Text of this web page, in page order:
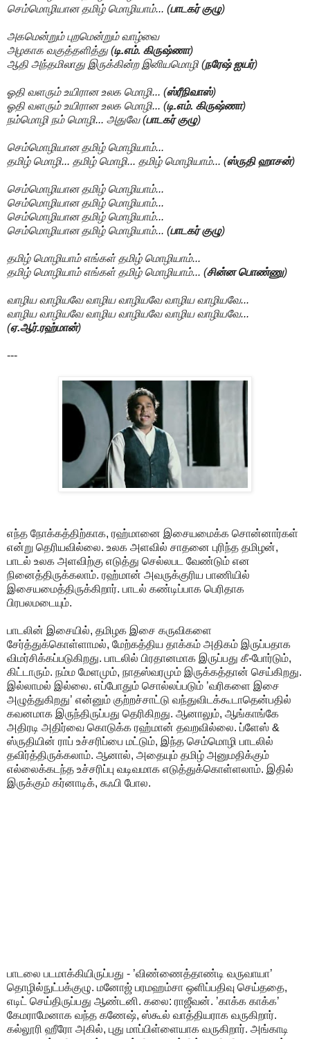
செம்மொழியான தமிழ் மொழியாம்... (பாடகர் குழு)
அகமென்றும் புறமென்றும் வாழ்வை
அழகாக வகுத்தளித்து (டி.எம். கிருஷ்ணா)
ஆதி அந்தமிலாது இருக்கின்ற இனியமொழி (நரேஷ் ஐயர்)
ஓதி வளரும் உயிரான உலக மொழி... (ஸ்ரீநிவாஸ்)
ஓதி வளரும் உயிரான உலக மொழி... (டி.எம். கிருஷ்ணா)
நம்மொழி நம் மொழி... அதுவே (பாடகர் குழு)
செம்மொழியான தமிழ் மொழியாம்...
தமிழ் மொழி... தமிழ் மொழி... தமிழ் மொழியாம்... (ஸ்ருதி ஹாசன்)
செம்மொழியான தமிழ் மொழியாம்...
செம்மொழியான தமிழ் மொழியாம்...
செம்மொழியான தமிழ் மொழியாம்...
செம்மொழியான தமிழ் மொழியாம்... (பாடகர் குழு)
தமிழ் மொழியாம் எங்கள் தமிழ் மொழியாம்...
தமிழ் மொழியாம் எங்கள் தமிழ் மொழியாம்... (சின்ன பொண்ணு)
வாழிய வாழியவே வாழிய வாழியவே வாழிய வாழியவே...
வாழிய வாழியவே வாழிய வாழியவே வாழிய வாழியவே...
(ஏ.ஆர்.ரஹ்மான்)
---
எந்த நோக்கத்திற்காக, ரஹ்மானை இசையமைக்க சொன்னார்கள்
என்று தெரியவில்லை. உலக அளவில் சாதனை புரிந்த தமிழன்,
பாடல் உலக அளவிற்கு எடுத்து செல்லபட வேண்டும் என
நினைத்திருக்கலாம். ரஹ்மான் அவருக்குரிய பாணியில்
இசையமைத்திருக்கிறார். பாடல் கண்டிப்பாக பெரிதாக
பிரபலமடையும்.
பாடலின் இசையில், தமிழக இசை கருவிகளை
சேர்த்துக்கொள்ளாமல், மேற்கத்திய தாக்கம் அதிகம் இருப்பதாக
விமர்சிக்கப்படுகிறது. பாடலில் பிரதானமாக இருப்பது கீ-போர்டும்,
கிட்டாரும். நம்ம மேளமும், நாதஸ்வரமும் இருக்கத்தான் செய்கிறது.
இல்லாமல் இல்லை. எப்போதும் சொல்லப்படும் ’வரிகளை இசை
அழுத்துகிறது’ என்னும் குற்றச்சாட்டு வந்துவிடக்கூடாதென்பதில்
கவனமாக இருந்திருப்பது தெரிகிறது. ஆனாலும், ஆங்காங்கே
அதிரடி அதிர்வை கொடுக்க ரஹ்மான் தவறவில்லை. ப்ளேஸ் &
ஸ்ருதியின் ராப் உச்சரிப்பை மட்டும், இந்த செம்மொழி பாடலில்
தவிர்த்திருக்கலாம். ஆனால், அதையும் தமிழ் அனுமதிக்கும்
எல்லைக்கடந்த உச்சரிப்பு வடிவமாக எடுத்துக்கொள்ளலாம். இதில்
இருக்கும் கர்னாடிக், சுஃபி போல.
பாடலை படமாக்கியிருப்பது - ’விண்ணைத்தாண்டி வருவாயா’
தொழில்நுட்பக்குழு. மனோஜ் பரமஹம்சா ஒளிப்பதிவு செய்ததை,
எடிட் செய்திருப்பது ஆண்டனி. கலை: ராஜீவன். ’காக்க காக்க’
கேமராமேனாக வந்த கணேஷ், ஸ்கூல் வாத்தியராக வருகிறார்.
கல்லூரி ஹீரோ அகில், புது மாப்பிள்ளையாக வருகிறார். அங்காடி